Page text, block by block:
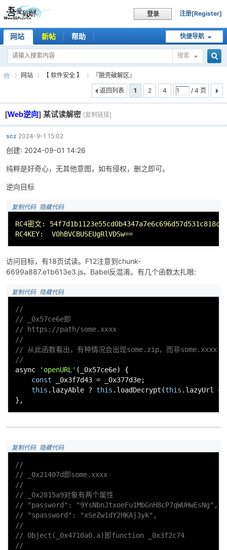
登录 注册[Register]
快捷导航
网站 新帖 帮助
搜索
吾 »
网站
›
【 软件安全 】
›
『脱壳破解区』
1
2 4 / 4 页
返回列表
[Web逆向] 某试读解密 [复制链接]
scz 2024-9-1 15:02
创建: 2024-09-01 14:26
纯粹是好奇心，无其他意图，如有侵权，删之即可。
逆向目标
复制代码 隐藏代码
RC4密文:
RC4KEY:  V0hBVCBUSEUgRlVDSw==
访问目标，有18页试读。F12注意到chunk-
6699a887.e1b613e3.js，Babel反混淆。有几个函数太扎眼:
复制代码 隐藏代码
//
// _0x57ce6e即
// https://path/some.xxxx
//
// 从此函数看出，有种情况会出现some.zip，而非some.xxxx
//
async
'openURL' (_0x57ce6e) {
const _0x3f7d43 = _0x377d3e;
this .lazyAble ? this .loadDecrypt(this .lazyUrl +
},
复制代码 隐藏代码
//
// _0x21407d即some.xxxx
//
// _0x2815a9对象有两个属性
// "password": "9YsNbnJtxoeFu1MbGnH8cP7qWUHwEsNg",
// "spassword": "xSeZw1dY2HKAj3yk",
//
// Object(_0x4710a0.a)即function _0x3f2c74
//